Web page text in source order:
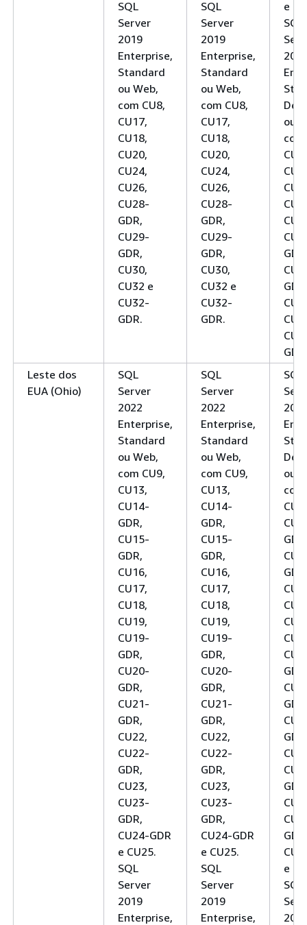
SQL
Server
2019
Enterprise,
Standard
ou Web,
com CU8,
CU17,
CU18,
CU20,
CU24,
CU26,
CU28-
GDR,
CU29-
GDR,
CU30,
CU32 e
CU32-
GDR.
SQL
Server
2019
Enterprise,
Standard
ou Web,
com CU8,
CU17,
CU18,
CU20,
CU24,
CU26,
CU28-
GDR,
CU29-
GDR,
CU30,
CU32 e
CU32-
GDR.
e
SQL
ou
com
Leste dos
EUA (Ohio)
SQL
Server
2022
Enterprise,
Standard
ou Web,
com CU9,
CU13,
CU14-
GDR,
CU15-
GDR,
CU16,
CU17,
CU18,
CU19,
CU19-
GDR,
CU20-
GDR,
CU21-
GDR,
CU22,
CU22-
GDR,
CU23,
CU23-
GDR,
CU24-GDR
e CU25.
SQL
Server
2019
Enterprise,
SQL
Server
2022
Enterprise,
Standard
ou Web,
com CU9,
CU13,
CU14-
GDR,
CU15-
GDR,
CU16,
CU17,
CU18,
CU19,
CU19-
GDR,
CU20-
GDR,
CU21-
GDR,
CU22,
CU22-
GDR,
CU23,
CU23-
GDR,
CU24-GDR
e CU25.
SQL
Server
2019
Enterprise,
SQL
ou
com
e
SQL